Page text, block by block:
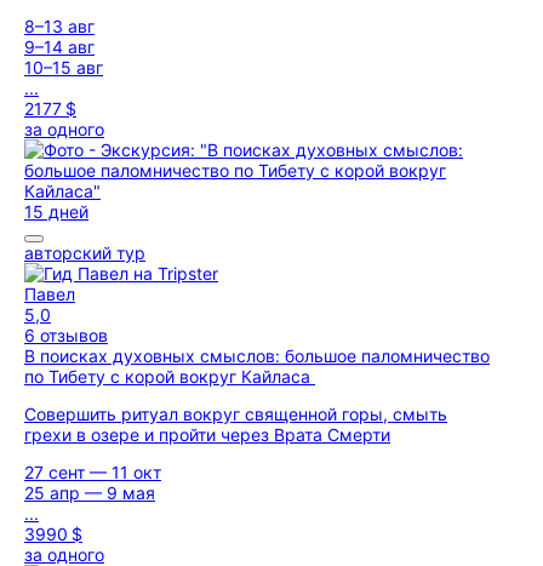
8–13 авг
9–14 авг
10–15 авг
...
2177 $
за одного
15 дней
авторский тур
Павел
5,0
6 отзывов
В поисках духовных смыслов: большое паломничество
по Тибету с корой вокруг Кайласа
Совершить ритуал вокруг священной горы, смыть
грехи в озере и пройти через Врата Смерти
27 сент — 11 окт
25 апр — 9 мая
...
3990 $
за одного